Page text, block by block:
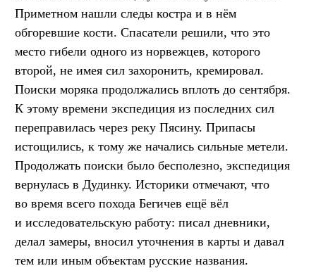
Приметном нашли следы костра и в нём
обгоревшие кости. Спасатели решили, что это
место гибели одного из норвежцев, которого
второй, не имея сил захоронить, кремировал.
Поиски моряка продолжались вплоть до сентября.
К этому времени экспедиция из последних сил
переправилась через реку Пясину. Припасы
истощились, к тому же начались сильные метели.
Продолжать поиски было бесполезно, экспедиция
вернулась в Дудинку. Историки отмечают, что
во время всего похода Бегичев ещё вёл
и исследовательскую работу: писал дневники,
делал замеры, вносил уточнения в карты и давал
тем или иным объектам русские названия.